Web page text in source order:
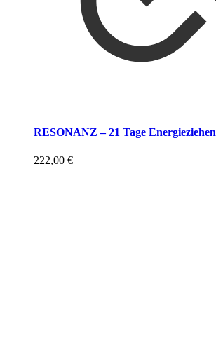
RESONANZ – 21 Tage Energieziehen
222,00 €